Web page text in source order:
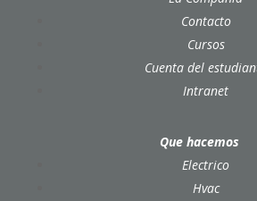
Contacto
Cursos
Cuenta del
Intranet
Que hacemos
Electrico
Hvac